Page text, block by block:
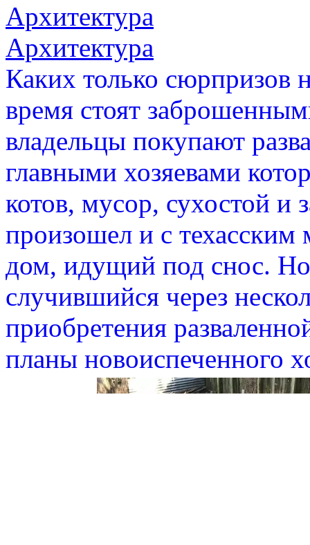
Архитектура
Архитектура
Каких только сюрпризов
время стоят
владельцы покупают
главными хозяевами
котов, мусор, сухостой и
произошел и с
дом, идущий под снос.
случившийся через
приобретения
планы новоиспеченного